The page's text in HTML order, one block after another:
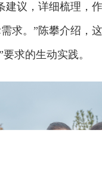
议，详细梳理，
求。”陈攀介绍，
求的生动实践。